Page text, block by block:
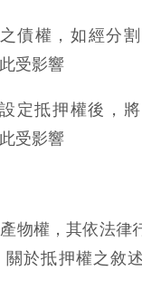
債權，如經分
受影響
定抵押權後，
受影響
物權，其依法律
關於抵押權之敘